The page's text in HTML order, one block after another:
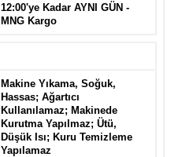
12:00'ye Kadar AYNI GÜN -
MNG Kargo
Makine Yıkama, Soğuk,
Hassas; Ağartıcı
Kullanılamaz; Makinede
Kurutma Yapılmaz; Ütü,
Düşük Isı; Kuru Temizleme
Yapılamaz